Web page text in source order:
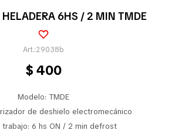
HELADERA 6HS / 2 MIN TMDE
29038b
$ 400
Modelo: TMDE
de deshielo electromecánico
trabajo: 6 hs ON / 2 min defrost